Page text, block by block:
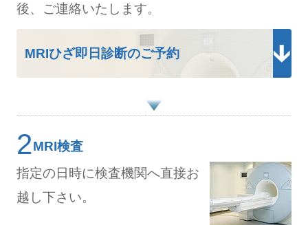
後、ご連絡いたします。
MRIひざ即日診断のご予約
MRI検査
指定の日時に検査機関へ直接お
越し下さい。